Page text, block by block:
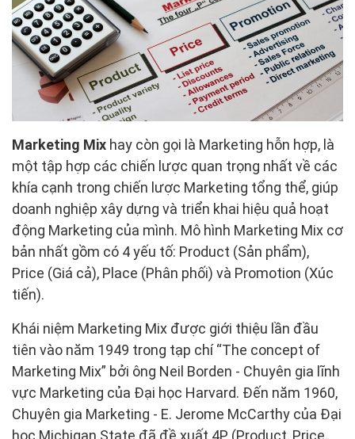
Marketing Mix hay còn gọi là Marketing hỗn hợp, là
một tập hợp các chiến lược quan trọng nhất về các
khía cạnh trong chiến lược Marketing tổng thể, giúp
doanh nghiệp xây dựng và triển khai hiệu quả hoạt
động Marketing của mình. Mô hình Marketing Mix cơ
bản nhất gồm có 4 yếu tố: Product (Sản phẩm),
Price (Giá cả), Place (Phân phối) và Promotion (Xúc
tiến).
Khái niệm Marketing Mix được giới thiệu lần đầu
tiên vào năm 1949 trong tạp chí “The concept of
Marketing Mix” bởi ông Neil Borden - Chuyên gia lĩnh
vực Marketing của Đại học Harvard. Đến năm 1960,
Chuyên gia Marketing - E. Jerome McCarthy của Đại
học Michigan State đã đề xuất 4P (Product, Price,